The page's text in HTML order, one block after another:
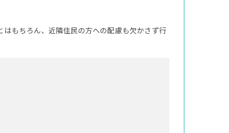
もちろん、近隣住民の方への配慮も欠かさず行